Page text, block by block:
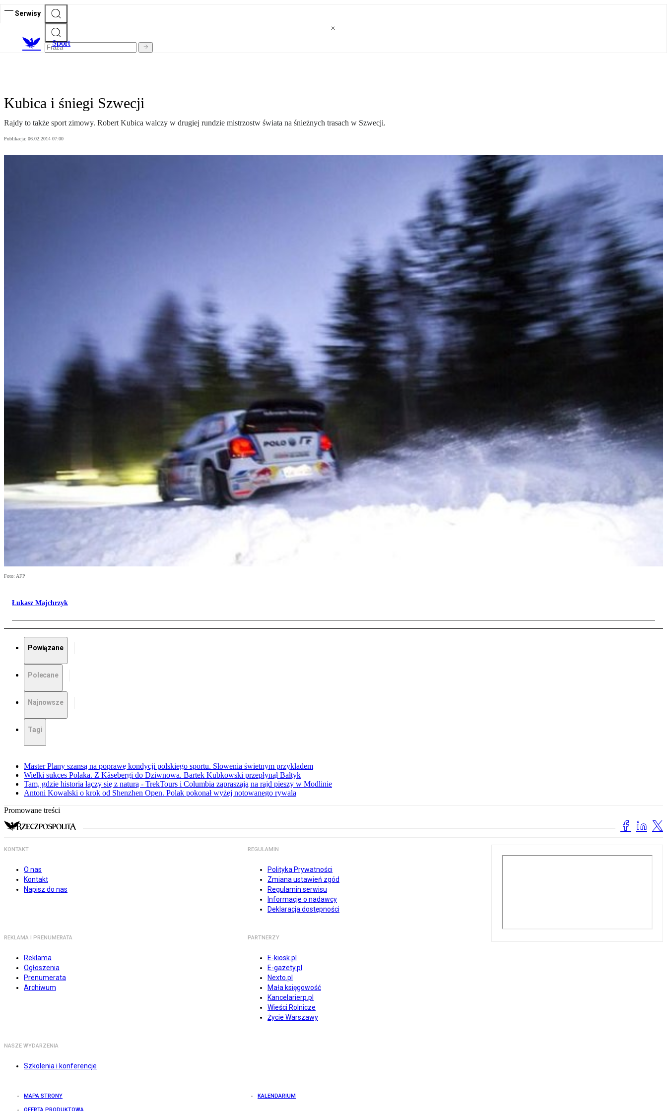
Serwisy
Sport
Kubica i śniegi Szwecji
Rajdy to także sport zimowy. Robert Kubica walczy w drugiej rundzie mistrzostw świata na śnieżnych trasach w Szwecji.
Publikacja: 06.02.2014 07:00
Foto: AFP
Łukasz Majchrzyk
Powiązane
Polecane
Najnowsze
Tagi
Master Plany szansą na poprawę kondycji polskiego sportu. Słowenia świetnym przykładem
Wielki sukces Polaka. Z Kåsebergi do Dziwnowa. Bartek Kubkowski przepłynął Bałtyk
Tam, gdzie historia łączy się z naturą - TrekTours i Columbia zapraszają na rajd pieszy w Modlinie
Antoni Kowalski o krok od Shenzhen Open. Polak pokonał wyżej notowanego rywala
Promowane treści
KONTAKT
O nas
Kontakt
Napisz do nas
REGULAMIN
Polityka Prywatności
Zmiana ustawień zgód
Regulamin serwisu
Informacje o nadawcy
Deklaracja dostępności
REKLAMA I PRENUMERATA
Reklama
Ogłoszenia
Prenumerata
Archiwum
PARTNERZY
E-kiosk.pl
E-gazety.pl
Nexto.pl
Mała księgowość
Kancelarierp.pl
Wieści Rolnicze
Życie Warszawy
NASZE WYDARZENIA
Szkolenia i konferencje
MAPA STRONY KALENDARIUM